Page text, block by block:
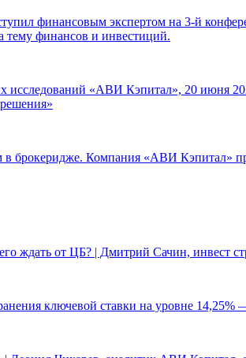
финансовым экспертом на 3-й
тему финансов и инвестиций.
исследований «АВИ Кэпитал», 20 июня
в брокеридже. Компания «АВИ Кэпитал»
ждать от ЦБ? | Дмитрий Сачин,
ключевой ставки на уровне